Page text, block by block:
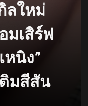
ลใหม่
มเสิร์ฟ
หนิง”
มสีสัน